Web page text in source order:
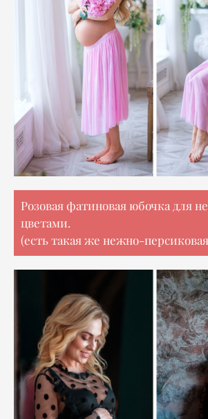
Розовая фатиновая юбочка для
цветами.
(есть такая же нежно-